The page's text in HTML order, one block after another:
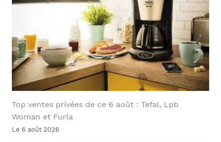
Top ventes privées de ce 6 août : Tefal, Lpb
Woman et Furla
Le 6 août 2026